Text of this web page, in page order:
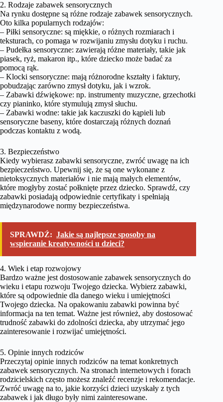
2. Rodzaje zabawek sensorycznych
Na rynku dostępne są różne rodzaje zabawek sensorycznych.
Oto kilka popularnych rodzajów:
– Piłki sensoryczne: są miękkie, o różnych rozmiarach i
teksturach, co pomaga w rozwijaniu zmysłu dotyku i ruchu.
– Pudełka sensoryczne: zawierają różne materiały, takie jak
piasek, ryż, makaron itp., które dziecko może badać za
pomocą rąk.
– Klocki sensoryczne: mają różnorodne kształty i faktury,
pobudzając zarówno zmysł dotyku, jak i wzrok.
– Zabawki dźwiękowe: np. instrumenty muzyczne, grzechotki
czy pianinko, które stymulują zmysł słuchu.
– Zabawki wodne: takie jak kaczuszki do kąpieli lub
sensoryczne baseny, które dostarczają różnych doznań
podczas kontaktu z wodą.
3. Bezpieczeństwo
Kiedy wybierasz zabawki sensoryczne, zwróć uwagę na ich
bezpieczeństwo. Upewnij się, że są one wykonane z
nietoksycznych materiałów i nie mają małych elementów,
które mogłyby zostać połknięte przez dziecko. Sprawdź, czy
zabawki posiadają odpowiednie certyfikaty i spełniają
międzynarodowe normy bezpieczeństwa.
SPRAWDŹ: Jakie są najlepsze sposoby na
wspieranie kreatywności u dzieci?
4. Wiek i etap rozwojowy
Bardzo ważne jest dostosowanie zabawek sensorycznych do
wieku i etapu rozwoju Twojego dziecka. Wybierz zabawki,
które są odpowiednie dla danego wieku i umiejętności
Twojego dziecka. Na opakowaniu zabawki powinna być
informacja na ten temat. Ważne jest również, aby dostosować
trudność zabawki do zdolności dziecka, aby utrzymać jego
zainteresowanie i rozwijać umiejętności.
5. Opinie innych rodziców
Przeczytaj opinie innych rodziców na temat konkretnych
zabawek sensorycznych. Na stronach internetowych i forach
rodzicielskich często możesz znaleźć recenzje i rekomendacje.
Zwróć uwagę na to, jakie korzyści dzieci uzyskały z tych
zabawek i jak długo były nimi zainteresowane.